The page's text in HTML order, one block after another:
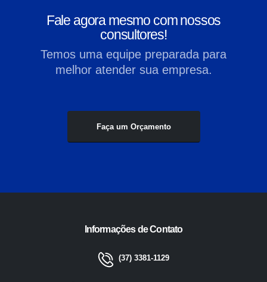
Fale agora mesmo com nossos
consultores!
Temos uma equipe preparada para
melhor atender sua empresa.
Faça um Orçamento
Informações de Contato
(37) 3381-1129